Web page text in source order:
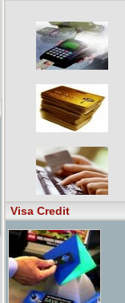
Visa Credit